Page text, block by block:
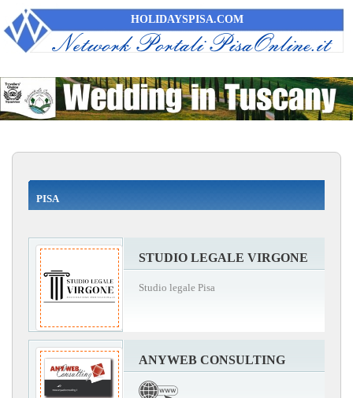
HOLIDAYSPISA.COM
PISA
STUDIO LEGALE VIRGONE
Studio legale Pisa
ANYWEB CONSULTING